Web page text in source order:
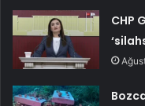
CHP